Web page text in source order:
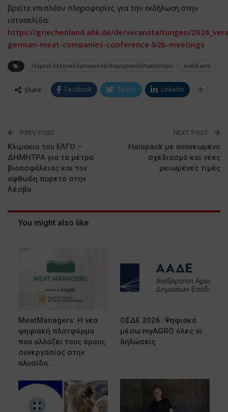
βρείτε επιπλέον πληροφορίες για την εκδήλωση στην
ιστοσελίδα:
https://griechenland.ahk.de/de/veranstaltungen/
german-meat-companies-conference-b2b-meetings
Γερμανο-Ελληνικό Εμπορικό και Βιομηχανικό Επιμελητήριο εκδήλωση
Share Facebook Twitter Linkedin
PREV POST
Κλιμάκιο του ΕΛΓΟ –
ΔΗΜΗΤΡΑ για τα μέτρα
βιοασφάλειας και τον
αφθώδη πυρετό στην
Λέσβο
NEXT POST
Halopack με ανανεωμένο
σχεδιασμό και νέες
μειωμένες τιμές
You might also like
MeatManagers: Η νέα
ψηφιακή πλατφόρμα
που αλλάζει τους όρους
συνεργασίας στην
αλυσίδα…
ΟΣΔΕ 2026: Ψηφιακά
μέσω myAGRO όλες οι
δηλώσεις